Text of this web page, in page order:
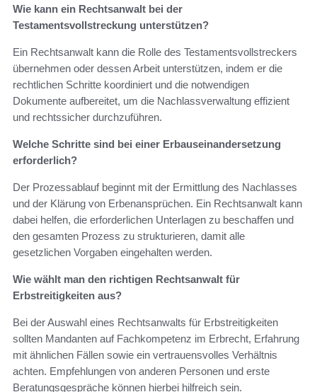
Wie kann ein Rechtsanwalt bei der
Testamentsvollstreckung unterstützen?
Ein Rechtsanwalt kann die Rolle des Testamentsvollstreckers
übernehmen oder dessen Arbeit unterstützen, indem er die
rechtlichen Schritte koordiniert und die notwendigen
Dokumente aufbereitet, um die Nachlassverwaltung effizient
und rechtssicher durchzuführen.
Welche Schritte sind bei einer Erbauseinandersetzung
erforderlich?
Der Prozessablauf beginnt mit der Ermittlung des Nachlasses
und der Klärung von Erbenansprüchen. Ein Rechtsanwalt kann
dabei helfen, die erforderlichen Unterlagen zu beschaffen und
den gesamten Prozess zu strukturieren, damit alle
gesetzlichen Vorgaben eingehalten werden.
Wie wählt man den richtigen Rechtsanwalt für
Erbstreitigkeiten aus?
Bei der Auswahl eines Rechtsanwalts für Erbstreitigkeiten
sollten Mandanten auf Fachkompetenz im Erbrecht, Erfahrung
mit ähnlichen Fällen sowie ein vertrauensvolles Verhältnis
achten. Empfehlungen von anderen Personen und erste
Beratungsgespräche können hierbei hilfreich sein.